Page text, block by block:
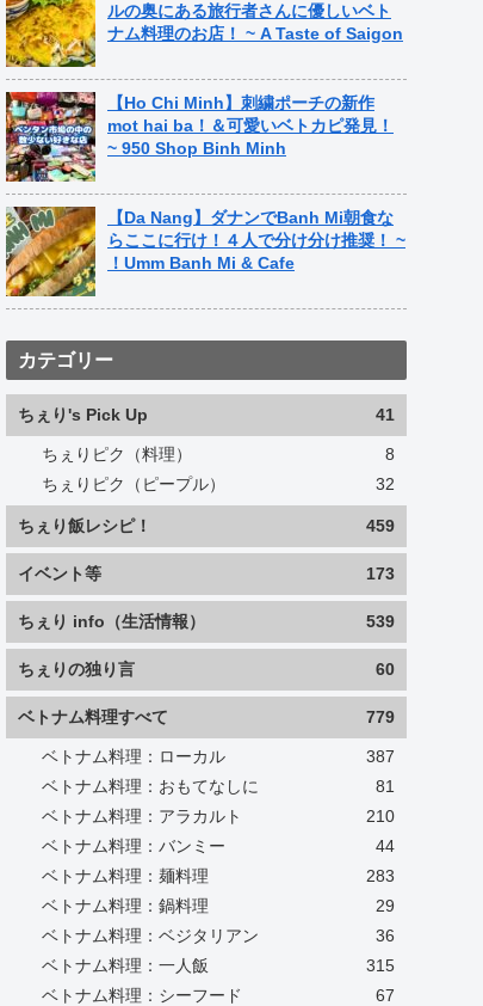
ルの奥にある旅行者さんに優しいベト
ナム料理のお店！ ~ A Taste of Saigon
【Ho Chi Minh】刺繍ポーチの新作
mot hai ba！＆可愛いベトカピ発見！
~ 950 Shop Binh Minh
【Da Nang】ダナンでBanh Mi朝食な
らここに行け！４人で分け分け推奨！ ~
！Umm Banh Mi & Cafe
カテゴリー
ちぇり's Pick Up 41
ちぇりピク（料理）
8
ちぇりピク（ピープル）
32
ちぇり飯レシピ！ 459
イベント等 173
ちぇり info（生活情報） 539
ちぇりの独り言 60
ベトナム料理すべて 779
ベトナム料理：ローカル
387
ベトナム料理：おもてなしに
81
ベトナム料理：アラカルト
210
ベトナム料理：バンミー
44
ベトナム料理：麺料理
283
ベトナム料理：鍋料理
29
ベトナム料理：ベジタリアン
36
ベトナム料理：一人飯
315
ベトナム料理：シーフード
67